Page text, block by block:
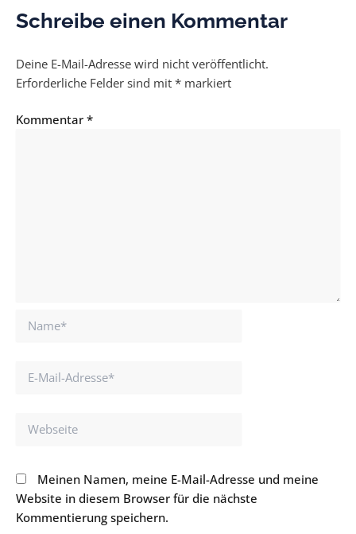
Schreibe einen Kommentar
Deine E-Mail-Adresse wird nicht veröffentlicht.
Erforderliche Felder sind mit * markiert
Kommentar *
Name*
Webseite
Meinen Namen, meine E-Mail-Adresse und meine
Website in diesem Browser für die nächste
Kommentierung speichern.